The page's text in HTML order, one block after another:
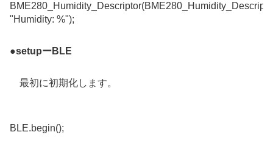
BME280_Humidity_Descriptor(
"Humidity: %");
●setupーBLE
最初に初期化します。
BLE.begin();